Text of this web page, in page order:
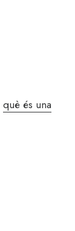
què és una